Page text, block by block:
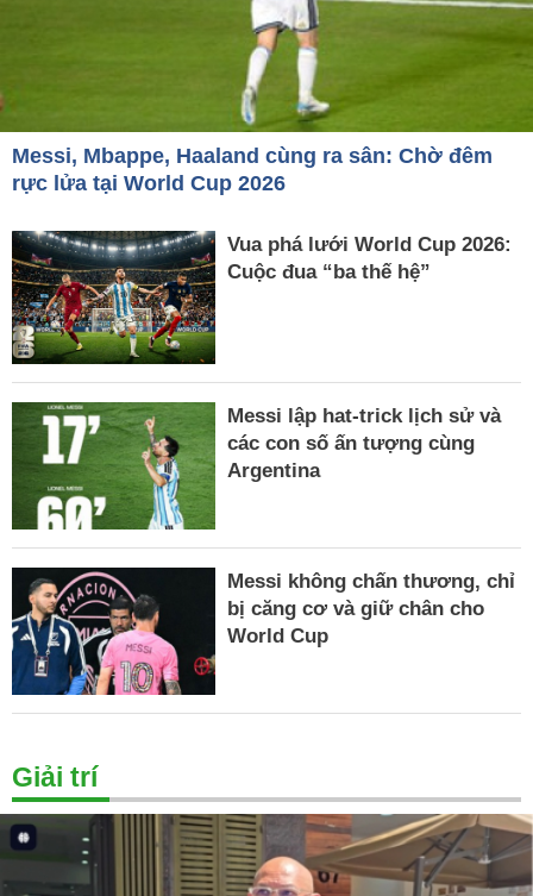
Messi, Mbappe, Haaland cùng ra sân: Chờ đêm
rực lửa tại World Cup 2026
Vua phá lưới World Cup 2026:
Cuộc đua “ba thế hệ”
Messi lập hat-trick lịch sử và
các con số ấn tượng cùng
Argentina
Messi không chấn thương, chỉ
bị căng cơ và giữ chân cho
World Cup
Giải trí